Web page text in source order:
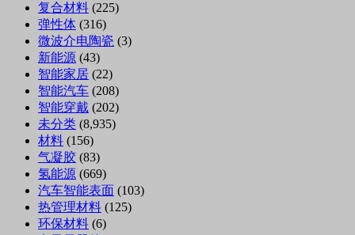
复合材料 (225)
弹性体 (316)
微波介电陶瓷 (3)
新能源 (43)
智能家居 (22)
智能汽车 (208)
智能穿戴 (202)
未分类 (8,935)
材料 (156)
气凝胶 (83)
氢能源 (669)
汽车智能表面 (103)
热管理材料 (125)
环保材料 (6)